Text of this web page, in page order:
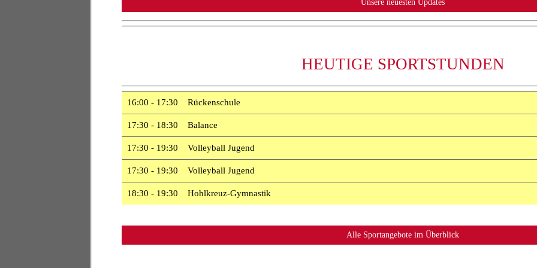
HEUTIGE SPORTSTUNDEN
16:00 - 17:30 Rückenschule
17:30 - 18:30 Balance
17:30 - 19:30 Volleyball Jugend
17:30 - 19:30 Volleyball Jugend
18:30 - 19:30 Hohlkreuz-Gymnastik